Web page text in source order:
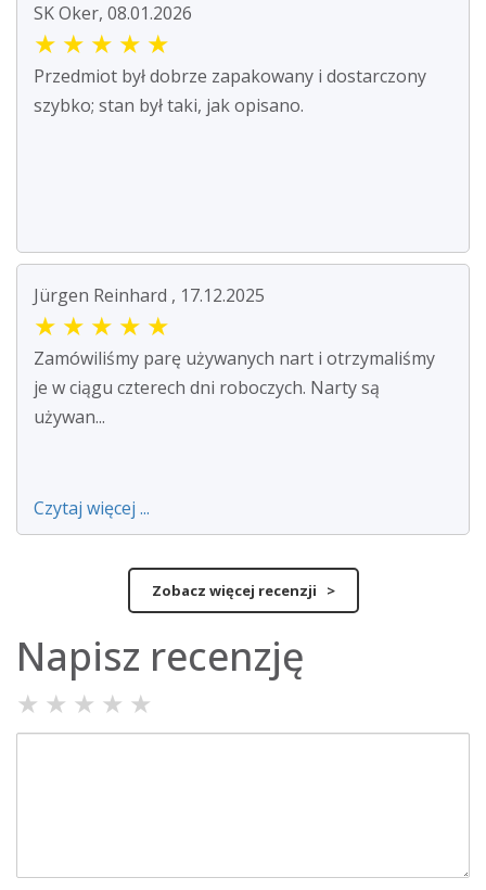
SK Oker, 08.01.2026
★ ★ ★ ★ ★
Przedmiot był dobrze zapakowany i dostarczony
szybko; stan był taki, jak opisano.
Jürgen Reinhard , 17.12.2025
★ ★ ★ ★ ★
Zamówiliśmy parę używanych nart i otrzymaliśmy
je w ciągu czterech dni roboczych. Narty są
używan...
Czytaj więcej ...
Zobacz więcej recenzji >
Napisz recenzję
★ ★ ★ ★ ★